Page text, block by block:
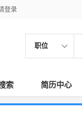
登录
职位
索 简历中心